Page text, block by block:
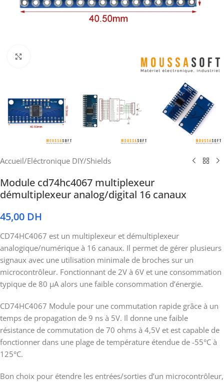
Accueil/Eléctronique DIY/Shields
Module cd74hc4067 multiplexeur
démultiplexeur analog/digital 16 canaux
45,00 DH
CD74HC4067 est un multiplexeur et démultiplexeur
analogique/numérique à 16 canaux. Il permet de gérer plusieurs
signaux avec une utilisation minimale de broches sur un
microcontrôleur. Fonctionnant de 2V à 6V et une consommation
typique de 80 μA alors une faible consommation d’énergie.
CD74HC4067 Module pour une commutation rapide grâce à un
temps de propagation de 9 ns à 5V. Il donne une faible
résistance de commutation de 70 ohms à 4,5V et est capable de
fonctionner dans une plage de température étendue de -55°C à
125°C.
Bon choix pour étendre les entrées/sorties d’un microcontrôleur,